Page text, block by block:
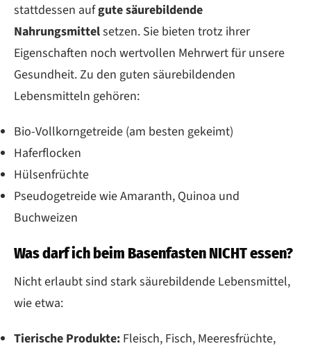
stattdessen aufgute säurebildende
Nahrungsmittelsetzen. Sie bieten trotz ihrer
Eigenschaften noch wertvollen Mehrwert für unsere
Gesundheit. Zu den guten säurebildenden
Lebensmitteln gehören:
Bio-Vollkorngetreide (am besten gekeimt)
Haferflocken
Hülsenfrüchte
Pseudogetreide wie Amaranth, Quinoa und
Buchweizen
Was darf ich beim Basenfasten NICHT essen?
Nicht erlaubt sind stark säurebildende Lebensmittel,
wie etwa:
Tierische Produkte: Fleisch, Fisch, Meeresfrüchte,